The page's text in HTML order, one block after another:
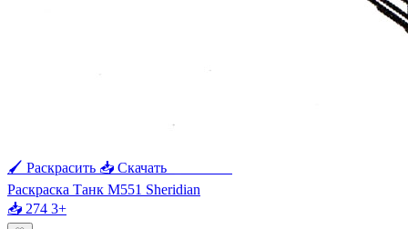
🖌 Раскрасить 📥 Скачать
Раскраска Танк M551 Sheridian
📥 274 3+